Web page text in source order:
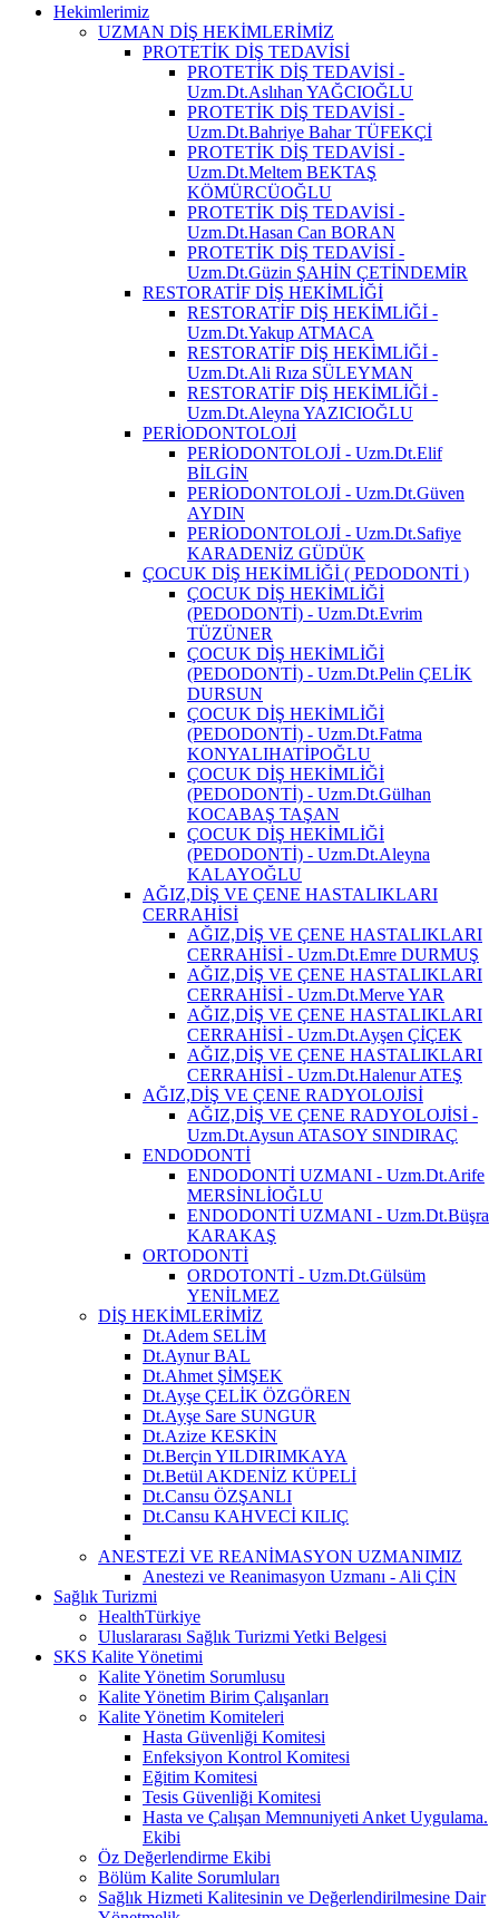
Hekimlerimiz
UZMAN DİŞ HEKİMLERİMİZ
PROTETİK DİŞ TEDAVİSİ
PROTETİK DİŞ TEDAVİSİ -
Uzm.Dt.Aslıhan YAĞCIOĞLU
PROTETİK DİŞ TEDAVİSİ -
Uzm.Dt.Bahriye Bahar TÜFEKÇİ
PROTETİK DİŞ TEDAVİSİ -
Uzm.Dt.Meltem BEKTAŞ
KÖMÜRCÜOĞLU
PROTETİK DİŞ TEDAVİSİ -
Uzm.Dt.Hasan Can BORAN
PROTETİK DİŞ TEDAVİSİ -
Uzm.Dt.Güzin ŞAHİN ÇETİNDEMİR
RESTORATİF DİŞ HEKİMLİĞİ
RESTORATİF DİŞ HEKİMLİĞİ -
Uzm.Dt.Yakup ATMACA
RESTORATİF DİŞ HEKİMLİĞİ -
Uzm.Dt.Ali Rıza SÜLEYMAN
RESTORATİF DİŞ HEKİMLİĞİ -
Uzm.Dt.Aleyna YAZICIOĞLU
PERİODONTOLOJİ
PERİODONTOLOJİ - Uzm.Dt.Elif
BİLGİN
PERİODONTOLOJİ - Uzm.Dt.Güven
AYDIN
PERİODONTOLOJİ - Uzm.Dt.Safiye
KARADENİZ GÜDÜK
ÇOCUK DİŞ HEKİMLİĞİ ( PEDODONTİ )
ÇOCUK DİŞ HEKİMLİĞİ
(PEDODONTİ) - Uzm.Dt.Evrim
TÜZÜNER
ÇOCUK DİŞ HEKİMLİĞİ
(PEDODONTİ) - Uzm.Dt.Pelin ÇELİK
DURSUN
ÇOCUK DİŞ HEKİMLİĞİ
(PEDODONTİ) - Uzm.Dt.Fatma
KONYALIHATİPOĞLU
ÇOCUK DİŞ HEKİMLİĞİ
(PEDODONTİ) - Uzm.Dt.Gülhan
KOCABAŞ TAŞAN
ÇOCUK DİŞ HEKİMLİĞİ
(PEDODONTİ) - Uzm.Dt.Aleyna
KALAYOĞLU
AĞIZ,DİŞ VE ÇENE HASTALIKLARI
CERRAHİSİ
AĞIZ,DİŞ VE ÇENE HASTALIKLARI
CERRAHİSİ - Uzm.Dt.Emre DURMUŞ
AĞIZ,DİŞ VE ÇENE HASTALIKLARI
CERRAHİSİ - Uzm.Dt.Merve YAR
AĞIZ,DİŞ VE ÇENE HASTALIKLARI
CERRAHİSİ - Uzm.Dt.Ayşen ÇİÇEK
AĞIZ,DİŞ VE ÇENE HASTALIKLARI
CERRAHİSİ - Uzm.Dt.Halenur ATEŞ
AĞIZ,DİŞ VE ÇENE RADYOLOJİSİ
AĞIZ,DİŞ VE ÇENE RADYOLOJİSİ -
Uzm.Dt.Aysun ATASOY SINDIRAÇ
ENDODONTİ
ENDODONTİ UZMANI - Uzm.Dt.Arife
MERSİNLİOĞLU
ENDODONTİ UZMANI - Uzm.Dt.Büşra
KARAKAŞ
ORTODONTİ
ORDOTONTİ - Uzm.Dt.Gülsüm
YENİLMEZ
DİŞ HEKİMLERİMİZ
Dt.Adem SELİM
Dt.Aynur BAL
Dt.Ahmet ŞİMŞEK
Dt.Ayşe ÇELİK ÖZGÖREN
Dt.Ayşe Sare SUNGUR
Dt.Azize KESKİN
Dt.Berçin YILDIRIMKAYA
Dt.Betül AKDENİZ KÜPELİ
Dt.Cansu ÖZŞANLI
Dt.Cansu KAHVECİ KILIÇ
ANESTEZİ VE REANİMASYON UZMANIMIZ
Anestezi ve Reanimasyon Uzmanı - Ali ÇİN
Sağlık Turizmi
HealthTürkiye
Uluslararası Sağlık Turizmi Yetki Belgesi
SKS Kalite Yönetimi
Kalite Yönetim Sorumlusu
Kalite Yönetim Birim Çalışanları
Kalite Yönetim Komiteleri
Hasta Güvenliği Komitesi
Enfeksiyon Kontrol Komitesi
Eğitim Komitesi
Tesis Güvenliği Komitesi
Hasta ve Çalışan Memnuniyeti Anket Uygulama.
Ekibi
Öz Değerlendirme Ekibi
Bölüm Kalite Sorumluları
Sağlık Hizmeti Kalitesinin ve Değerlendirilmesine Dair